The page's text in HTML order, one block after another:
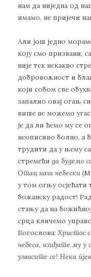
нам да ниједна од
имамо, не пријечи
Али још једно
коју смо призвани,
није тек некакво
добровољност и
који собом све
запалио овај огањ
више не можемо
је да ли ћемо му се
неописиво болно, а
трудити да у њему
стремећи да будемо
Отац наш небески
у том огњу осјећати
божанску радост!
стању да на
срца кличемо
Богослова: Христос
небеса, изиђите му у
узвисите се! Нека